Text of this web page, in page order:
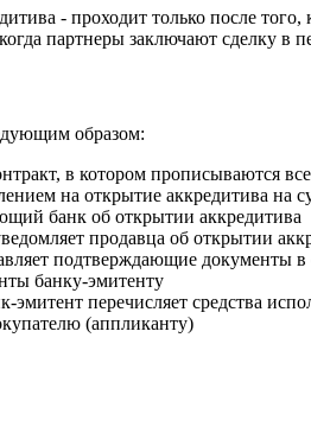
- проходит только после
партнеры заключают сделку в
образом:
в котором прописываются
на открытие аккредитива
банк об открытии аккредитива
продавца об открытии
подтверждающие документы в
банку-эмитенту
эмитент перечисляет средства
(аппликанту)